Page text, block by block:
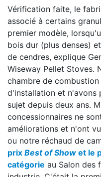
Vérification faite, le
associé à certains
premier modèle,
bois dur (plus denses) et
de cendres, explique
Wiseway Pellet Stoves.
chambre de combustion
d'installation et n'avons
sujet depuis deux ans.
concessionnaires ne
améliorations et n'ont vu
ou notre réchaud de
prix Best of Show et le
catégorie au Salon des